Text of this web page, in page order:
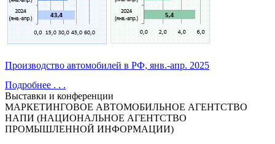
Производство автомобилей в РФ, янв.-апр. 2025
Подробнее . . .
Выставки и конференции
МАРКЕТИНГОВОЕ АВТОМОБИЛЬНОЕ АГЕНТСТВО
НАПИ (НАЦИОНАЛЬНОЕ АГЕНТСТВО
ПРОМЫШЛЕННОЙ ИНФОРМАЦИИ)